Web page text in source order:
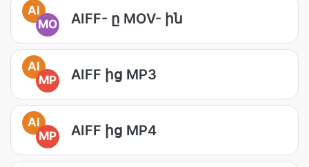
AI
MO
AIFF- ը MOV- ին
AI
MP
AIFF ից MP3
AI
MP
AIFF ից MP4